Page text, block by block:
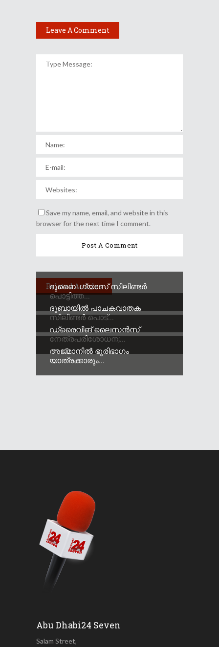
Leave A Comment
Save my name, email, and website in this
browser for the next time I comment.
Related Articles
ദുബൈ ഗ്യാസ് സിലിണ്ടർ
പൊട്ടിത്ത...
ദുബായിൽ പാചകവാതക
സിലിണ്ടർ പൊട്...
ഡ്രൈവിങ് ലൈസൻസ്
നേത്രപരിശോധന;...
അജ്മാനിൽ ഭൂരിഭാഗം
യാത്രക്കാരും...
Abu Dhabi24 Seven
Salam Street,